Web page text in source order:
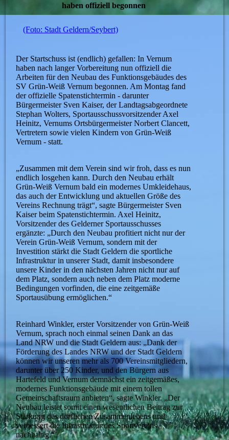
haben offiziell begonnen
(Foto: Stadt Geldern/Seybert)
Der Startschuss ist (endlich) gefallen: In Vernum
haben nach langer Vorbereitung nun offiziell die
Arbeiten für den Neubau des Funktionsgebäudes des
SV Grün-Weiß Vernum begonnen. Am Montag fand
der offizielle Spatenstichtermin - darunter
Bürgermeister Sven Kaiser, der Landtagsabgeordnete
Stephan Wolters, Sportausschussvorsitzender Axel
Heinitz, Vernums Ortsbürgermeister Norbert Clancett,
Vertretern sowie vielen Kindern von Grün-Weiß
Vernum - statt.
„Zusammen mit dem Verein sind wir froh, dass es nun
endlich losgehen kann. Durch den Neubau erhält
Grün-Weiß Vernum bald ein modernes Umkleidehaus,
das auch der Entwicklung und aktuellen Größe des
Vereins Rechnung trägt“, sagte Bürgermeister Sven
Kaiser beim Spatenstichtermin. Axel Heinitz,
Vorsitzender des Gelderner Sportausschusses
ergänzte: „Durch den Neubau profitiert nicht nur der
Verein Grün-Weiß Vernum, sondern mit der
Investition stärkt die Stadt Geldern die sportliche
Infrastruktur in unserer Stadt, damit insbesondere
unsere Kinder in den nächsten Jahren nicht nur auf
dem Platz, sondern auch neben dem Platz moderne
Bedingungen vorfinden, die eine zeitgemäße
Sportausübung ermöglichen.“
Reinhard Winkler, erster Vorsitzender von Grün-Weiß
Vernum, sprach noch einmal seinen Dank an das
Land NRW und die Stadt Geldern aus: „Dank der
Förderung des Landes NRW und der Stadt Geldern
können wir unseren mehr als 700 Vereinsmitgliedern,
darunter über 250 Kinder, und den Bürgern aus
Hartefeld und Vernum demnächst ein zeitgemäßes,
modernes Funktionsgebäude mit einem tollen
Gemeinschaftsraum anbieten“, sagte Winkler. „Der
Neubau leistet somit einen wesentlichen Beitrag zur
Stärkung des dörflichen Zusammenlebens und
verbessert die Infrastruktur des Sportvereins
nachhaltig.“